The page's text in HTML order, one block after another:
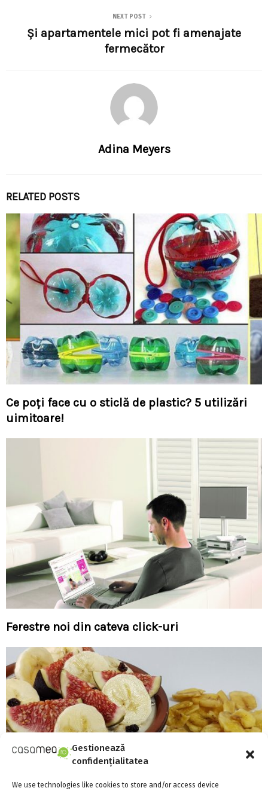
Gestionează
confidențialitatea
We use technologies like cookies to store and/or access device
NEXT POST
Și apartamentele mici pot fi amenajate
fermecător
Adina Meyers
RELATED POSTS
Ce poți face cu o sticlă de plastic? 5 utilizări
uimitoare!
Ferestre noi din cateva click-uri